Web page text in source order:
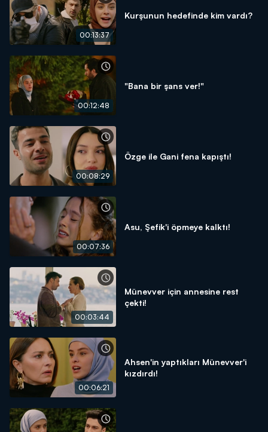
00:13:37
Kurşunun hedefinde kim vardı?
00:12:48
"Bana bir şans ver!"
00:08:29
Özge ile Gani fena kapıştı!
00:07:36
Asu, Şefik'i öpmeye kalktı!
00:03:44
Münevver için annesine rest
çekti!
00:06:21
Ahsen'in yaptıkları Münevver'i
kızdırdı!